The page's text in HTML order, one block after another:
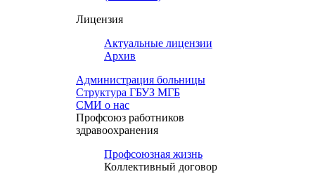
Лицензия
Актуальные лицензии
Архив
Администрация больницы
Структура ГБУЗ МГБ
СМИ о нас
Профсоюз работников
здравоохранения
Профсоюзная жизнь
Коллективный договор